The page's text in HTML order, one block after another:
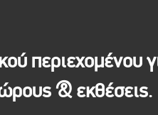
περιεχομένου
& εκθέσεις.